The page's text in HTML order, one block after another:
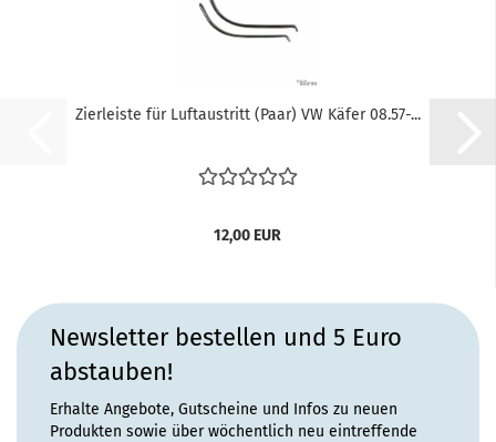
Zierleiste für Luftaustritt (Paar) VW Käfer 08.57-...
12,00 EUR
Newsletter bestellen und 5 Euro
abstauben!
Erhalte Angebote, Gutscheine und Infos zu neuen
Produkten sowie über wöchentlich neu eintreffende